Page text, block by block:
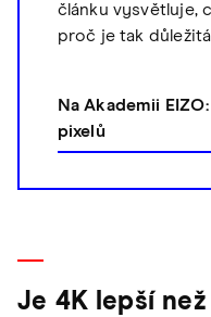
článku vysvětluje,
proč je tak
Na Akademii
pixelů
Je 4K lepší